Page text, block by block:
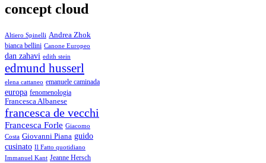
concept cloud
Altiero Spinelli Andrea Zhok
bianca bellini Canone Europeo
dan zahavi edith stein
edmund husserl
elena cattaneo emanuele caminada
europa fenomenologia
Francesca Albanese
francesca de vecchi
Francesca Forle Giacomo
Costa Giovanni Piana guido
cusinato Il Fatto quotidiano
Immanuel Kant Jeanne Hersch